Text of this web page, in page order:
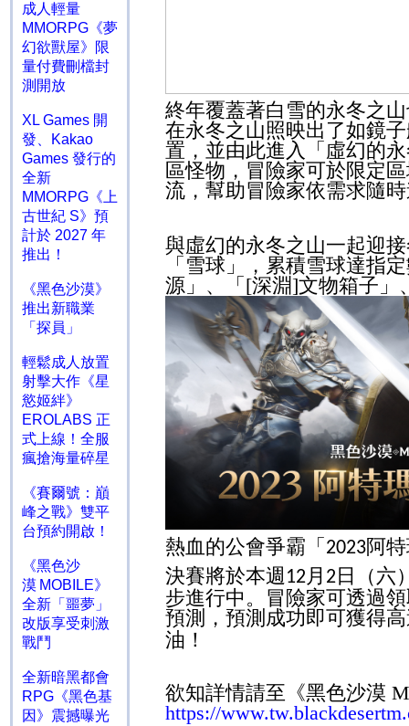
成人輕量
MMORPG《夢
幻欲獸屋》限
量付費刪檔封
測開放
XL Games 開
發、Kakao
Games 發行的
全新
MMORPG《上
古世紀 S》預
計於 2027 年
推出！
《黑色沙漠》
推出新職業
「探員」
輕鬆成人放置
射擊大作《星
慾姬絆》
EROLABS 正
式上線！全服
瘋搶海量碎星
《賽爾號：巔
峰之戰》雙平
台預約開啟！
《黑色沙
漠 MOBILE》
全新「噩夢」
改版享受刺激
戰鬥
全新暗黑都會
RPG《黑色基
因》震撼曝光
終年覆蓋著白雪的永冬之
在永冬之山照映出了如鏡
置，並由此進入「虛幻的
區怪物，冒險家可於限定
流，幫助冒險家依需求隨
與虛幻的永冬之山一起迎
「雪球」，累積雪球達指
源」、「 [深淵]文物箱子」
熱血的公會爭霸「 2023阿
決賽將於本週 12月 2日（六
步進行中。冒險家可透過
預測，預測成功即可獲得
油！
欲知詳情請至《黑色沙漠
https://